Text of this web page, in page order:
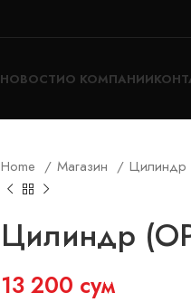
НОВОСТИО КОМПАНИИ
Home Магазин Цилиндр
Цилиндр
13 200 сум